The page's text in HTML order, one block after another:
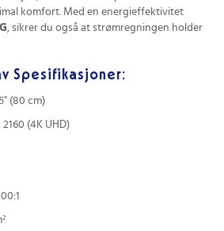
komfort. Med en energieffektivitet
G, sikrer du også at strømregningen holder
Spesifikasjoner:
(80 cm)
(4K UHD)